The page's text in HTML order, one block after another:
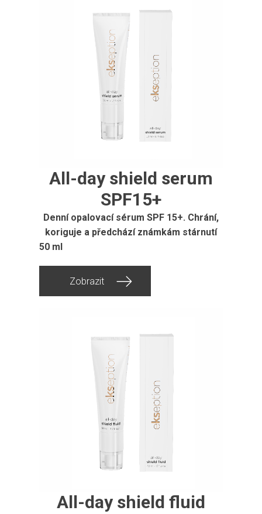
All-day shield serum
SPF15+
Denní opalovací sérum SPF 15+. Chrání,
koriguje a předchází známkám stárnutí
50 ml
Zobrazit
All-day shield fluid